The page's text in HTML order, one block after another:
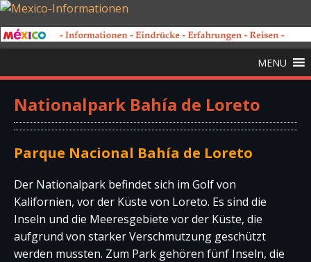
MENU
Nationalpark Bahía de Loreto
Parque Nacional Bahía de Loreto
Der Nationalpark befindet sich im Golf von
Kalifornien, vor der Küste von Loreto. Es sind die
Inseln und die Meeresgebiete vor der Küste, die
aufgrund von starker Verschmutzung geschützt
werden mussten. Zum Park gehören fünf Inseln, die